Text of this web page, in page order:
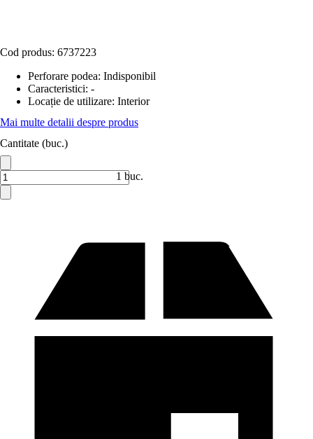
Cod produs: 6737223
Perforare podea: Indisponibil
Caracteristici: -
Locație de utilizare: Interior
Mai multe detalii despre produs
Cantitate (buc.)
1 buc.